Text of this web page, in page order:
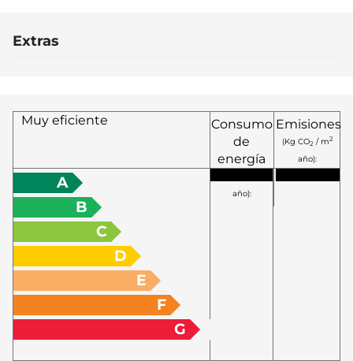
Extras
Muy eficiente
Consumo
de
energía
año):
Emisiones
(Kg CO2 / m2
año):
A
B
C
D
E
F
G